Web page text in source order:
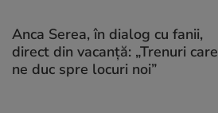
Anca Serea, în dialog cu fanii,
direct din vacanță: „Trenuri care
ne duc spre locuri noi”